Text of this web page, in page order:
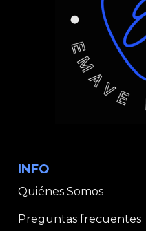
INFO
Quiénes Somos
Preguntas frecuentes